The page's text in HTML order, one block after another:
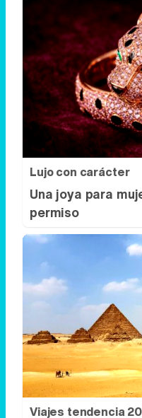
Lujo con carácter
Una joya para
permiso
Viajes tendencia